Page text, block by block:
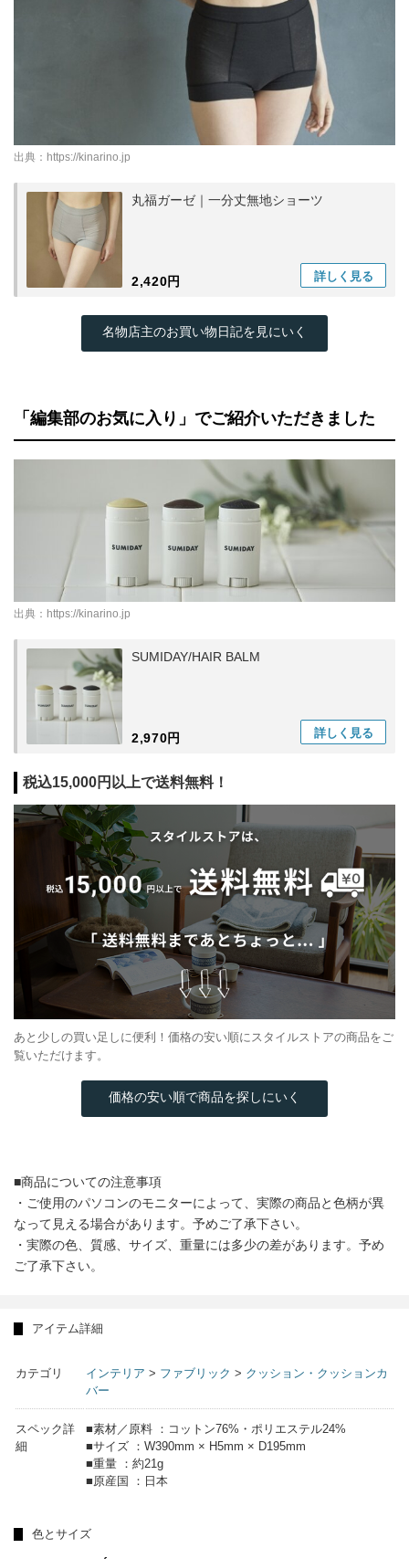
出典： https://kinarino.jp
丸福ガーゼ｜一分丈無地ショーツ
2,420円 詳しく 見る
名物店主のお買い物日記を見にいく
「編集部のお気に入り」でご紹介いただきました
出典： https://kinarino.jp
SUMIDAY/HAIR BALM
2,970円 詳しく 見る
税込15,000円以上で送料無料！
あと少しの買い足しに便利！価格の安い順にスタイルストアの商品をご
覧いただけます。
価格の安い順で商品を探しにいく
■商品についての注意事項
・ご使用のパソコンのモニターによって、実際の商品と色柄が異
なって見える場合があります。予めご了承下さい。
・実際の色、質感、サイズ、重量には多少の差があります。予め
ご了承下さい。
アイテム詳細
カテゴリ インテリア > ファブリック > クッション・クッションカ
バー
スペック詳
細
■素材／原料 ：コットン76%・ポリエステル24%
■サイズ ：W390mm × H5mm × D195mm
■重量 ：約21g
■原産国 ：日本
色とサイズ